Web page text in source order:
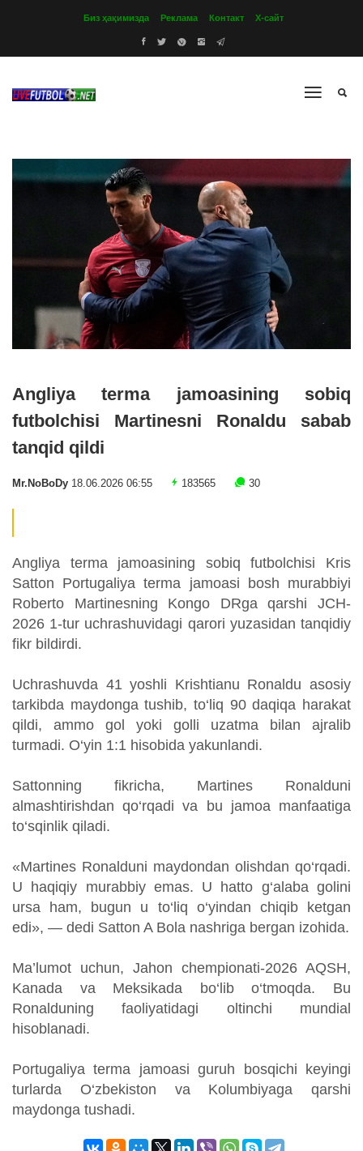
Биз ҳақимизда Реклама Контакт Х-сайт
Angliya terma jamoasining sobiq
futbolchisi Martinesni Ronaldu sabab
tanqid qildi
Mr.NoBoDy 18.06.2026 06:55 183565 30
Angliya terma jamoasining sobiq futbolchisi Kris
Satton Portugaliya terma jamoasi bosh murabbiyi
Roberto Martinesning Kongo DRga qarshi JCH-
2026 1-tur uchrashuvidagi qarori yuzasidan tanqidiy
fikr bildirdi.
Uchrashuvda 41 yoshli Krishtianu Ronaldu asosiy
tarkibda maydonga tushib, to‘liq 90 daqiqa harakat
qildi, ammo gol yoki golli uzatma bilan ajralib
turmadi. O‘yin 1:1 hisobida yakunlandi.
Sattonning fikricha, Martines Ronalduni
almashtirishdan qo‘rqadi va bu jamoa manfaatiga
to‘sqinlik qiladi.
«Martines Ronalduni maydondan olishdan qo‘rqadi.
U haqiqiy murabbiy emas. U hatto g‘alaba golini
ursa ham, bugun u to‘liq o‘yindan chiqib ketgan
edi», — dedi Satton A Bola nashriga bergan izohida.
Ma’lumot uchun, Jahon chempionati-2026 AQSH,
Kanada va Meksikada bo‘lib o‘tmoqda. Bu
Ronalduning faoliyatidagi oltinchi mundial
hisoblanadi.
Portugaliya terma jamoasi guruh bosqichi keyingi
turlarda O‘zbekiston va Kolumbiyaga qarshi
maydonga tushadi.